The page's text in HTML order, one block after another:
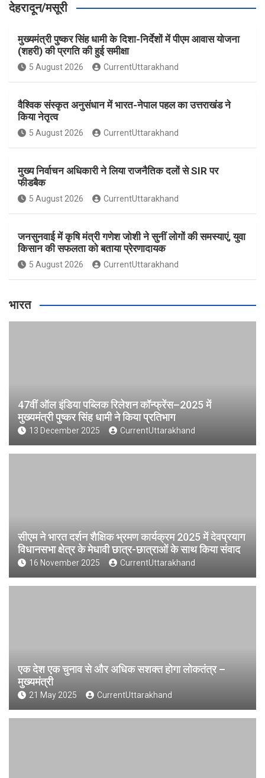
देहरादून/मसूरी
मुख्यमंत्री पुष्कर सिंह धामी के दिशा-निर्देशों में पीएम आवास योजना
(शहरी) की प्रगति की हुई समीक्षा
5 August 2026 CurrentUttarakhand
वैश्विक संस्कृत अनुसंधान में भारत-नेपाल पहल का उत्तराखंड ने
किया नेतृत्व
5 August 2026 CurrentUttarakhand
मुख्य निर्वाचन अधिकारी ने लिया राजनैतिक दलों से SIR पर
फीडबैक
5 August 2026 CurrentUttarakhand
जनसुनवाई में कृषि मंत्री गणेश जोशी ने सुनीं लोगों की समस्याएं, युवा
किसान की सफलता को बताया प्रेरणादायक
5 August 2026 CurrentUttarakhand
भारत
47वीं ऑल इंडिया पब्लिक रिलेशन कॉन्फ्रेंस–2025 में
मुख्यमंत्री पुष्कर सिंह धामी ने किया प्रतिभाग
13 December 2025 CurrentUttarakhand
सीएम ने भारत दर्शन शैक्षिक भ्रमण कार्यक्रम 2025 में देवप्रयाग
विधानसभा क्षेत्र के मेधावी छात्र-छात्राओं के साथ किया संवाद
16 November 2025 CurrentUttarakhand
एक देश एक चुनाव से और अधिक सशक्त होगा लोकतंत्र –
मुख्यमंत्री
21 May 2025 CurrentUttarakhand